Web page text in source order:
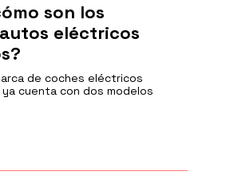
son los
eléctricos
de coches eléctricos
cuenta con dos modelos